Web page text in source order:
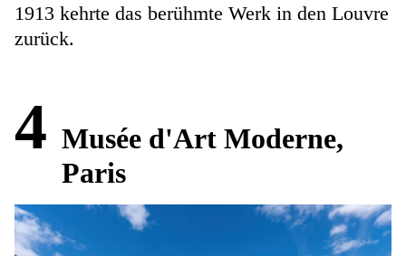
1913 kehrte das berühmte Werk in den Louvre
zurück.
4 Musée d'Art Moderne,
Paris